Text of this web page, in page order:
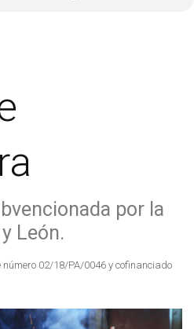
por la
León.
número 02/18/PA/0046 y cofinanciado